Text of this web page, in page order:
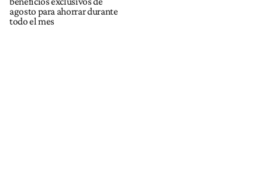
agosto para ahorrar durante
todo el mes